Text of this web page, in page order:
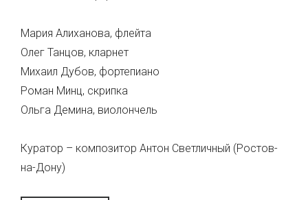
Мария Алиханова, флейта
Олег Танцов, кларнет
Михаил Дубов, фортепиано
Роман Минц, скрипка
Ольга Демина, виолончель
Куратор – композитор Антон Светличный (Ростов-
на-Дону)